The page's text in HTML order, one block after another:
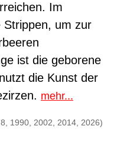
Im
Strippen, um zur
ist die geborene
die Kunst der
mehr...
1990, 2002, 2014, 2026)